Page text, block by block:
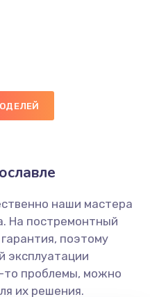
наши мастера
На постремонтный
поэтому
эксплуатации
то проблемы, можно
их решения.